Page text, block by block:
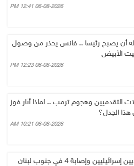
06-08-2026 12:41 PM
أن يصبح رئيسا .. فانس يحذر من وصول
الأبيض
06-08-2026 12:23 PM
التقدميين وهجوم ترمب .. لماذا أثار فوز
الجدل؟
06-08-2026 10:21 AM
وإصابة 4 في جنوب لبنان